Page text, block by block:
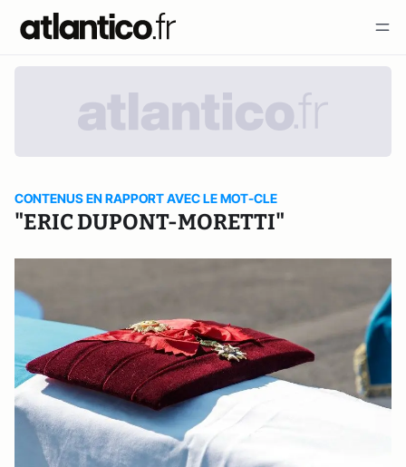
CONTENUS EN RAPPORT AVEC LE MOT-CLE
"ERIC DUPONT-MORETTI"